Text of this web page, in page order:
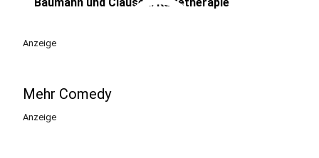
play_circle
Anzeige
Mehr Comedy
Anzeige